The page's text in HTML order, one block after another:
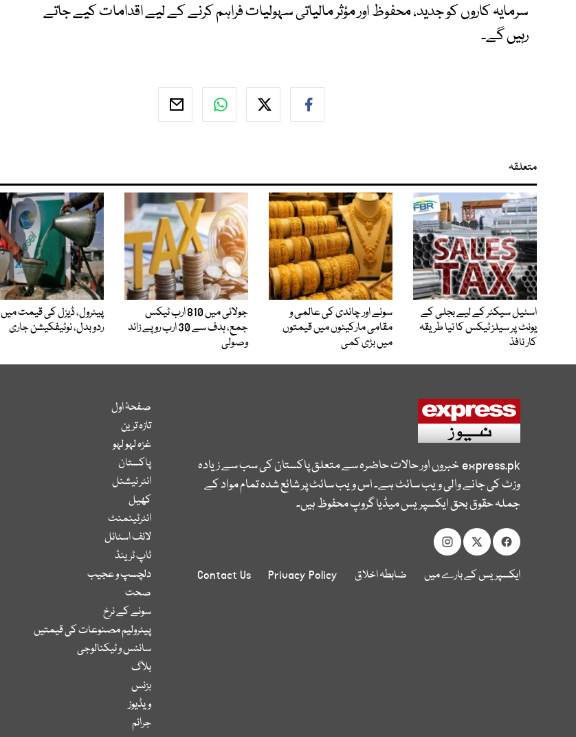
سرمایہ کاروں کو جدید، محفوظ اور مؤثر مالیاتی سہولیات فراہم کرنے کے لیے اقدامات کیے جاتے
رہیں گے۔
متعلقہ
اسٹیل سیکٹر کے لیے بجلی کے
یونٹ پر سیلز ٹیکس کا نیا طریقہ
کار نافذ
سونے اور چاندی کی عالمی و
مقامی مارکیٹوں میں قیمتوں
میں بڑی کمی
جولائی میں 810 ارب ٹیکس
جمع، ہدف سے 30 ارب روپے زائد
وصولی
پیٹرول، ڈیزل کی قیمت میں
ردوبدل، نوٹیفکیشن جاری
express.pkخبروں اور حالات حاضرہ سے متعلق پاکستان کی سب سے زیادہ
وزٹ کی جانے والی ویب سائٹ ہے۔ اس ویب سائٹ پر شائع شدہ تمام مواد کے
جملہ حقوق بحق ایکسپریس میڈیا گروپ محفوظ ہیں۔
ایکسپریس کے بارے میں ضابطہ اخلاق Privacy Policy
Contact Us
صفحۂ اول
تازہ ترین
غزہ لہو لہو
پاکستان
انٹر نیشنل
کھیل
انٹرٹینمنٹ
لائف اسٹائل
ٹاپ ٹرینڈ
دلچسپ و عجیب
صحت
سونے کے نرخ
پیٹرولیم مصنوعات کی قیمتیں
سائنس و ٹیکنالوجی
بلاگ
بزنس
ویڈیوز
جرائم